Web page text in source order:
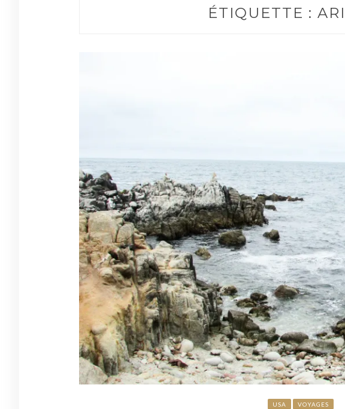
ÉTIQUETTE :
USA VOYAGES